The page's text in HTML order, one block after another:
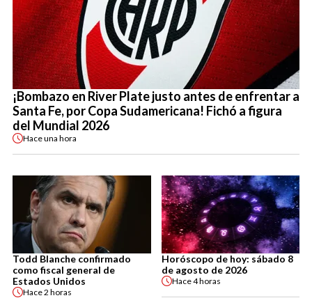
¡Bombazo en River Plate justo antes de enfrentar a
Santa Fe, por Copa Sudamericana! Fichó a figura
del Mundial 2026
Haceuna hora
Todd Blanche confirmado
como fiscal general de
Estados Unidos
Hace2 horas
Horóscopo de hoy: sábado 8
de agosto de 2026
Hace4 horas